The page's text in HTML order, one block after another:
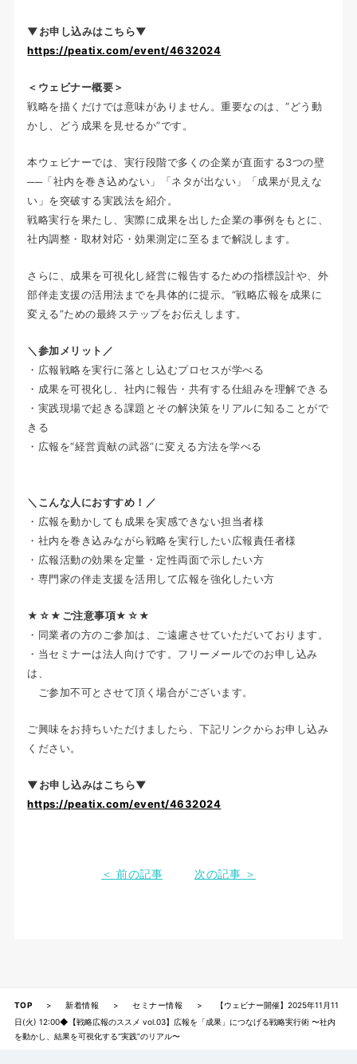
▼お申し込みはこちら▼
https://peatix.com/event/4632024
＜ウェビナー概要＞
戦略を描くだけでは意味がありません。重要なのは、“どう動
かし、どう成果を見せるか”です。
本ウェビナーでは、実行段階で多くの企業が直面する3つの壁
──「社内を巻き込めない」「ネタが出ない」「成果が見えな
い」を突破する実践法を紹介。
戦略実行を果たし、実際に成果を出した企業の事例をもとに、
社内調整・取材対応・効果測定に至るまで解説します。
さらに、成果を可視化し経営に報告するための指標設計や、外
部伴走支援の活用法までを具体的に提示。“戦略広報を成果に
変える”ための最終ステップをお伝えします。
＼参加メリット／
・広報戦略を実行に落とし込むプロセスが学べる
・成果を可視化し、社内に報告・共有する仕組みを理解できる
・実践現場で起きる課題とその解決策をリアルに知ることがで
きる
・広報を“経営貢献の武器”に変える方法を学べる
＼こんな人におすすめ！／
・広報を動かしても成果を実感できない担当者様
・社内を巻き込みながら戦略を実行したい広報責任者様
・広報活動の効果を定量・定性両面で示したい方
・専門家の伴走支援を活用して広報を強化したい方
★☆★ご注意事項★☆★
・同業者の方のご参加は、ご遠慮させていただいております。
・当セミナーは法人向けです。フリーメールでのお申し込み
は、
ご参加不可とさせて頂く場合がございます。
ご興味をお持ちいただけましたら、下記リンクからお申し込み
ください。
▼お申し込みはこちら▼
https://peatix.com/event/4632024
＜ 前の記事 次の記事 ＞
TOP > 新着情報 > セミナー情報 >
【ウェビナー開催】2025年11月11
日(火) 12:00◆【戦略広報のススメ vol.03】広報を「成果」につなげる戦略実行術 〜社内
を動かし、結果を可視化する“実践”のリアル〜